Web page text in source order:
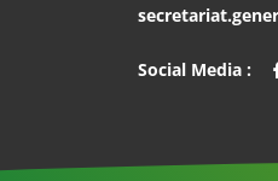
Social Media :